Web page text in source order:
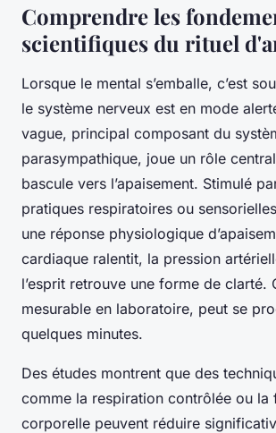
Comprendre les
scientifiques du rituel
Lorsque le mental s’emballe, c’est
le système nerveux est en mode
vague, principal composant du
parasympathique, joue un rôle
bascule vers l’apaisement. Stimulé
pratiques respiratoires ou
une réponse physiologique
cardiaque ralentit, la pression
l’esprit retrouve une forme de clarté.
mesurable en laboratoire, peut se
quelques minutes.
Des études montrent que des
comme la respiration contrôlée ou la
corporelle peuvent réduire